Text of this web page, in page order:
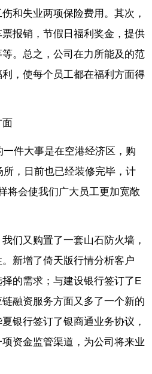
和失业两项保险费用。其次，
报销，节假日福利奖金，提供
。总之，公司在力所能及的范
，使每个员工都在福利方面得
一件大事是在空港经济区，购
，日前也已经装修完毕，计
将会使我们广大员工更加宽敞
们又购置了一套山石防火墙，
新增了倚天版行情分析客户
的需求；与建设银行签订了E
融资服务方面又多了一个新的
银行签订了银商通业务协议，
资金监管渠道，为公司将来业